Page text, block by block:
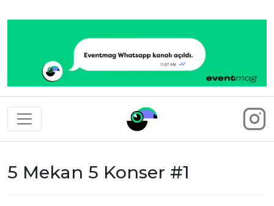
Eventmag
5 Mekan 5 Konser #1